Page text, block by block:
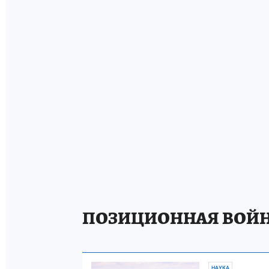
ПОЗИЦИОННАЯ
НАУКА